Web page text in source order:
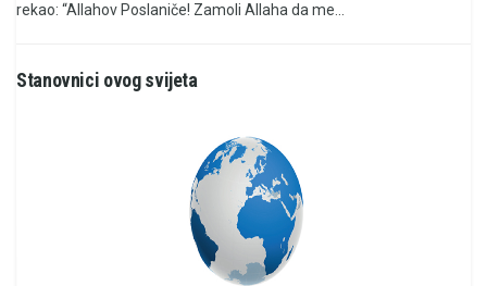
rekao: “Allahov Poslaniče! Zamoli Allaha da me...
Stanovnici ovog svijeta